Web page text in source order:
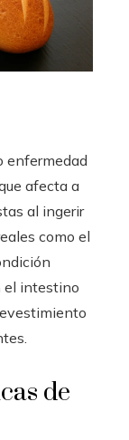
enfermedad
afecta a
al ingerir
como el
el intestino
de